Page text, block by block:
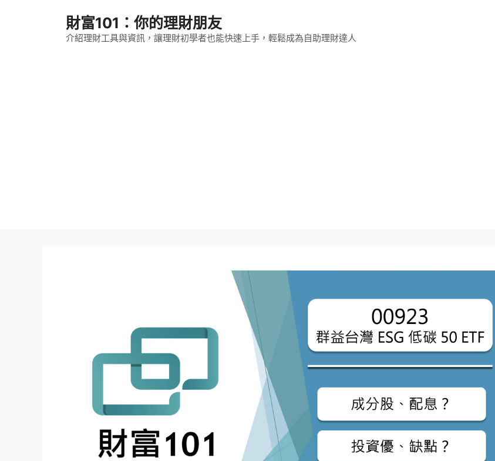
財富101：你的理財朋友
介紹理財工具與資訊，讓理財初學者也能快速上手，輕鬆成為自助理財達人